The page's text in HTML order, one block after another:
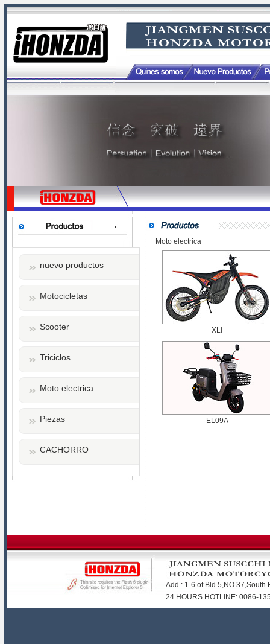
nuevo productos
Motocicletas
Scooter
Triciclos
Moto electrica
Piezas
CACHORRO
Moto electrica
XLi
EL09A
Add.: 1-6 of
24 HOURS HOTLINE: